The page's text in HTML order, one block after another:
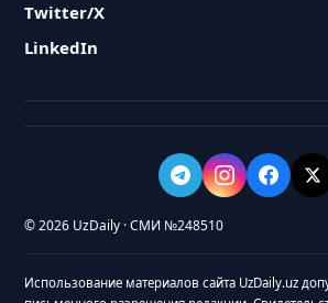
Twitter/X
LinkedIn
© 2026 UzDaily · СМИ №248510
Использование материалов сайта UzDaily.uz